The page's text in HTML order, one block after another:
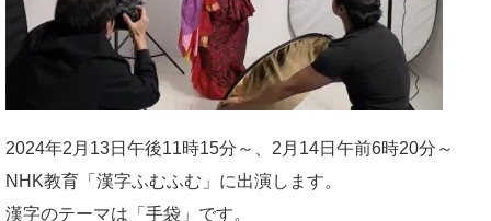
2024年2月13日午後11時15分～、2月14日午前6時20分～
NHK教育「漢字ふむふむ」に出演します。
漢字のテーマは「手袋」です。